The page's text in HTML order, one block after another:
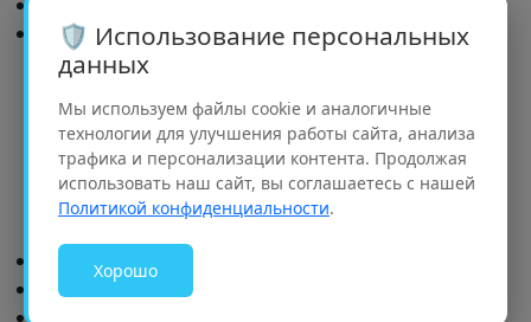
🛡️ Использование персональных
данных
Мы используем файлы cookie и аналогичные
технологии для улучшения работы сайта, анализа
трафика и персонализации контента. Продолжая
использовать наш сайт, вы соглашаетесь с нашей
Политикой конфиденциальности.
Хорошо
Дилерам
Назад
Обучение
Реклама
Партнерский портфель
Рализация проектов
Доставка и оплата
Контакты